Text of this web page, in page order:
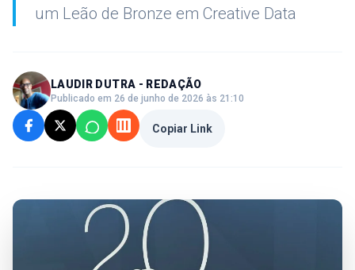
um Leão de Bronze em Creative Data
LAUDIR DUTRA - REDAÇÃO
Publicado em 26 de junho de 2026 às 21:10
Copiar Link